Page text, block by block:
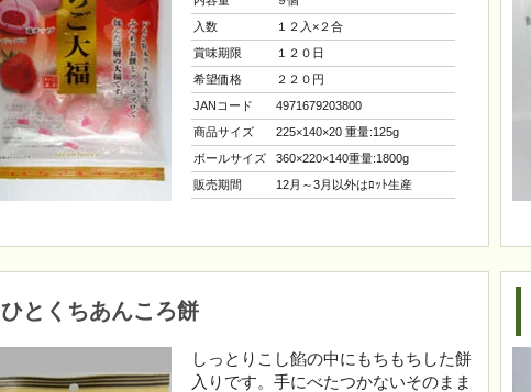
入数
１２入×２合
賞味期限
１２０日
希望価格
２２０円
JANコード
4971679203800
商品サイズ
225×140×20 重量:125g
ボールサイズ
360×220×140重量:1800g
販売期間
12月～3月以外はﾛｯﾄ生産
ひとくちあんころ餅
しっとりこし餡の中にもちもちした餅
入りです。手にべたつかないそのまま